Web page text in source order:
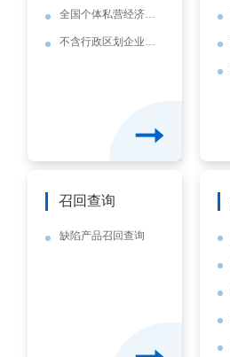
全国个体私营经济发展服务网
不含行政区划企业名称查询
召回查询
缺陷产品召回查询